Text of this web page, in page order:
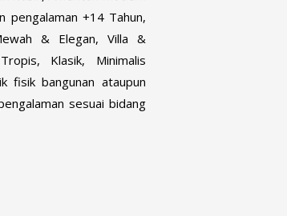
pengalaman +14 Tahun,
& Elegan, Villa &
Klasik, Minimalis
fisik bangunan ataupun
sesuai bidang